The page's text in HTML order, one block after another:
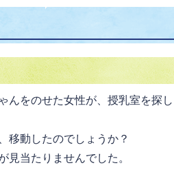
んをのせた女性が、授乳室を探し
移動したのでしょうか？
見当たりませんでした。